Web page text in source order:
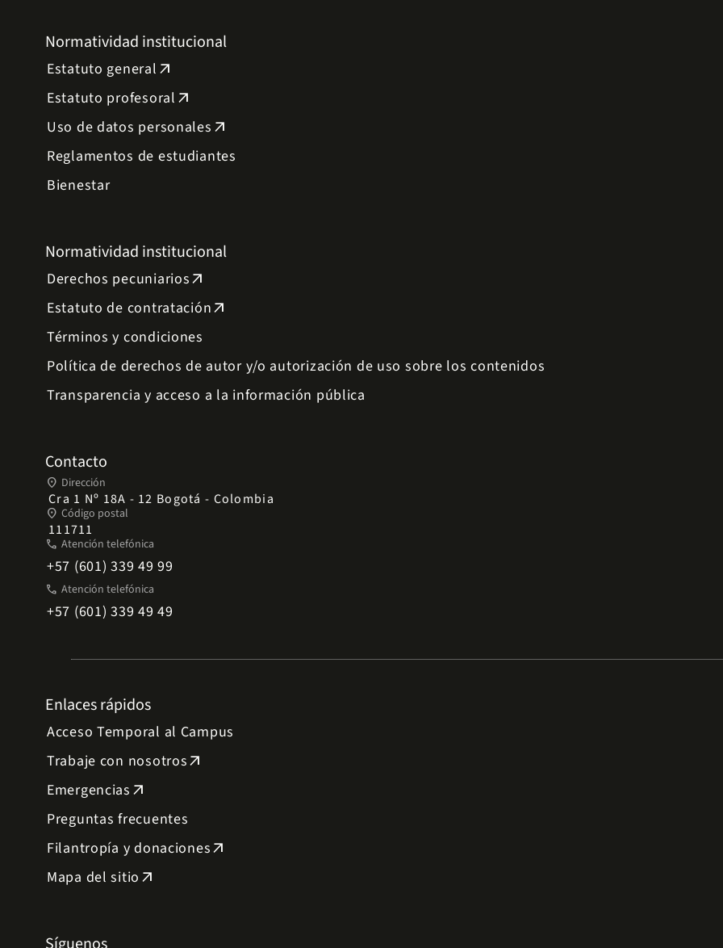
Normatividad institucional
Estatuto general arrow_outward
Estatuto profesoral arrow_outward
Uso de datos personales arrow_outward
Reglamentos de estudiantes
Bienestar
Normatividad institucional
Derechos pecuniariosarrow_outward
Estatuto de contrataciónarrow_outward
Términos y condiciones
Política de derechos de autor y/o autorización de uso sobre los contenidos
Transparencia y acceso a la información pública
Contacto
place Dirección
Cra 1 Nº 18A - 12 Bogotá - Colombia
place Código postal
111711
phone Atención telefónica
+57 (601) 339 49 99
phone Atención telefónica
+57 (601) 339 49 49
Enlaces rápidos
Acceso Temporal al Campus
Trabaje con nosotrosarrow_outward
Emergencias arrow_outward
Preguntas frecuentes
Filantropía y donacionesarrow_outward
Mapa del sitio arrow_outward